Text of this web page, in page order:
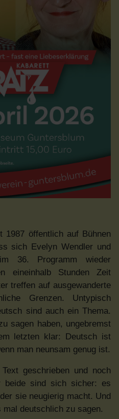
1987 öffentlich auf Bühnen
sich Evelyn Wendler und
36. Programm wieder
eineinhalb Stunden Zeit
treffen auf ausgewanderte
Grenzen. Untypisch
sind auch ein Thema.
sagen haben, ungebremst
letzten klar: Deutsch ist
man neunsam genug ist.
geschrieben und noch
beide sind sich sicher: es
sie neugierig macht. Und
deutschlich zu sagen.